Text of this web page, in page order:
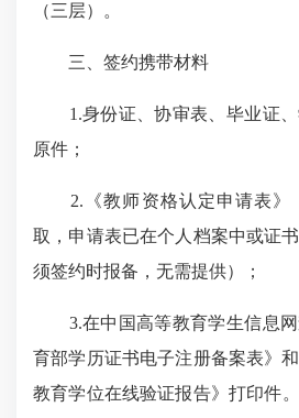
（三层）。
三、签约携带材料
1.身份证、协审表、毕业证、
原件；
2.《教师资格认定申请表》
取，申请表已在个人档案中或证
须签约时报备，无需提供）；
3.在中国高等教育学生信息网
育部学历证书电子注册备案表》
教育学位在线验证报告》打印件